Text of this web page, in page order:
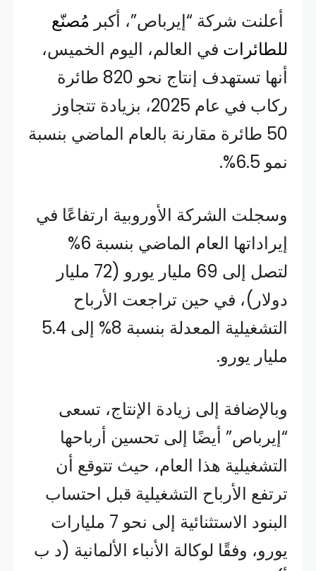
أعلنت شركة “إيرباص”، أكبر مُصنّع
للطائرات في العالم، اليوم الخميس،
أنها تستهدف إنتاج نحو 820 طائرة
ركاب في عام 2025، بزيادة تتجاوز
50 طائرة مقارنة بالعام الماضي بنسبة
نمو 6.5%.
وسجلت الشركة الأوروبية ارتفاعًا في
إيراداتها العام الماضي بنسبة 6%
لتصل إلى 69 مليار يورو (72 مليار
دولار)، في حين تراجعت الأرباح
التشغيلية المعدلة بنسبة 8% إلى 5.4
مليار يورو.
وبالإضافة إلى زيادة الإنتاج، تسعى
“إيرباص” أيضًا إلى تحسين أرباحها
التشغيلية هذا العام، حيث تتوقع أن
ترتفع الأرباح التشغيلية قبل احتساب
البنود الاستثنائية إلى نحو 7 مليارات
يورو، وفقًا لوكالة الأنباء الألمانية (د ب